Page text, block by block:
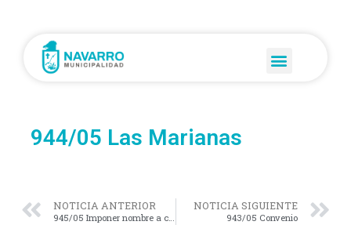
944/05 Las Marianas
NOTICIA ANTERIOR
945/05 Imponer nombre a calle
NOTICIA SIGUIENTE
943/05 Convenio